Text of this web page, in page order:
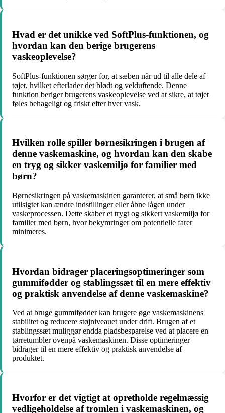
Hvad er det unikke ved SoftPlus-funktionen, og
hvordan kan den berige brugerens
vaskeoplevelse?
SoftPlus-funktionen sørger for, at sæben når ud til alle dele af
tøjet, hvilket efterlader det blødt og velduftende. Denne
funktion beriger brugerens vaskeoplevelse ved at sikre, at tøjet
føles behageligt og friskt efter hver vask.
Hvilken rolle spiller børnesikringen i brugen af
denne vaskemaskine, og hvordan kan den skabe
en tryg og sikker vaskemiljø for familier med
børn?
Børnesikringen på vaskemaskinen garanterer, at små børn ikke
utilsigtet kan ændre indstillinger eller åbne lågen under
vaskeprocessen. Dette skaber et trygt og sikkert vaskemiljø for
familier med børn, hvor bekymringer om potentielle farer
minimeres.
Hvordan bidrager placeringsoptimeringer som
gummifødder og stablingssæt til en mere effektiv
og praktisk anvendelse af denne vaskemaskine?
Ved at bruge gummifødder kan brugere øge vaskemaskinens
stabilitet og reducere støjniveauet under drift. Brugen af et
stablingssæt muliggør endda pladsbesparelse ved at placere en
tørretumbler ovenpå vaskemaskinen. Disse optimeringer
bidrager til en mere effektiv og praktisk anvendelse af
produktet.
Hvorfor er det vigtigt at opretholde regelmæssig
vedligeholdelse af tromlen i vaskemaskinen, og